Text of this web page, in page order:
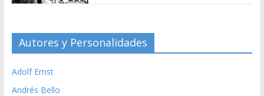
Autores y Personalidades
Adolf Ernst
Andrés Bello